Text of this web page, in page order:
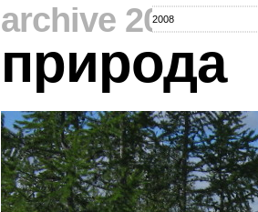
2008
archive 2010⁄
природа